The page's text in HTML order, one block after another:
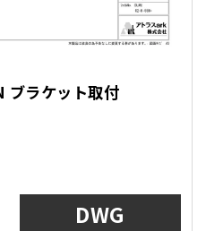
ラケット取付
DWG